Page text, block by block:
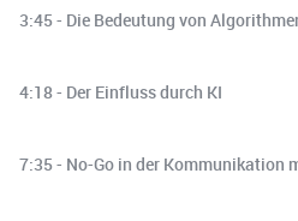
3:45 - Die Bedeutung von
4:18 - Der Einfluss durch KI
7:35 - No-Go in der Kommunikation